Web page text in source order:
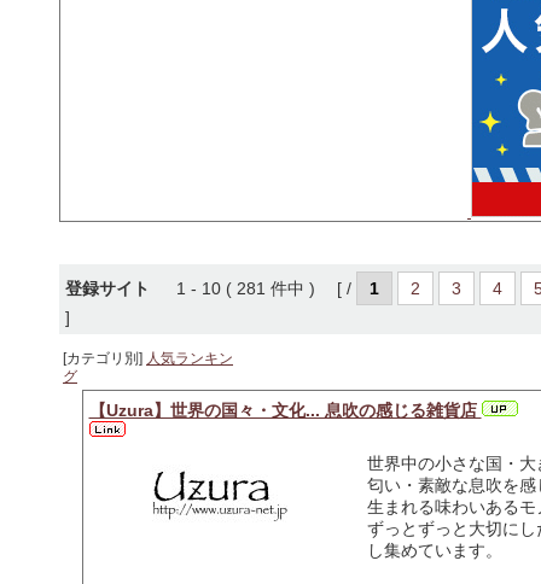
登録サイト 1 - 10 ( 281 件中 ) [ / 1 2 3 4
]
[カテゴリ別] 人気ランキン
グ
【Uzura】世界の国々・文化... 息吹の感じる雑貨店
世界中の小さな国・
匂い・素敵な息吹を
生まれる味わいあるモ
ずっとずっと大切に
し集めています。